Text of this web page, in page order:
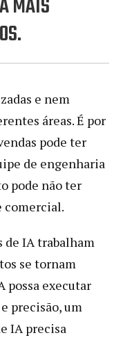
MAIS
e nem
áreas. É por
pode ter
de engenharia
pode não ter
comercial.
de IA trabalham
se tornam
possa executar
precisão, um
IA precisa